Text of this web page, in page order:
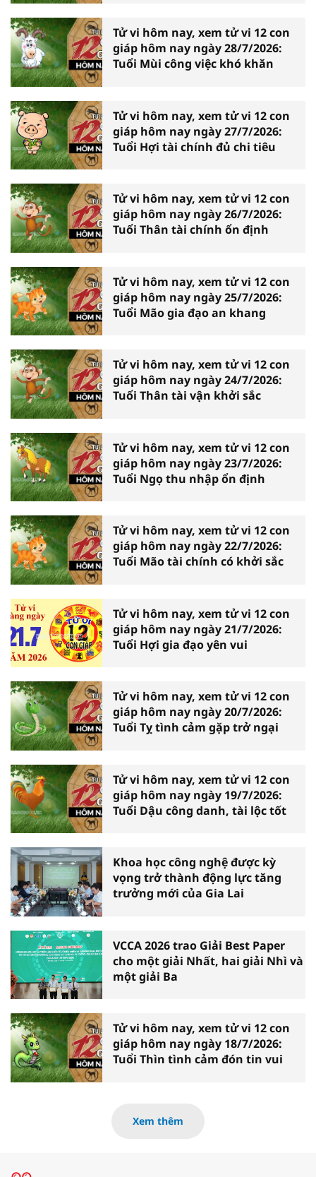
Tử vi hôm nay, xem tử vi 12 con
giáp hôm nay ngày 28/7/2026:
Tuổi Mùi công việc khó khăn
Tử vi hôm nay, xem tử vi 12 con
giáp hôm nay ngày 27/7/2026:
Tuổi Hợi tài chính đủ chi tiêu
Tử vi hôm nay, xem tử vi 12 con
giáp hôm nay ngày 26/7/2026:
Tuổi Thân tài chính ổn định
Tử vi hôm nay, xem tử vi 12 con
giáp hôm nay ngày 25/7/2026:
Tuổi Mão gia đạo an khang
Tử vi hôm nay, xem tử vi 12 con
giáp hôm nay ngày 24/7/2026:
Tuổi Thân tài vận khởi sắc
Tử vi hôm nay, xem tử vi 12 con
giáp hôm nay ngày 23/7/2026:
Tuổi Ngọ thu nhập ổn định
Tử vi hôm nay, xem tử vi 12 con
giáp hôm nay ngày 22/7/2026:
Tuổi Mão tài chính có khởi sắc
Tử vi hôm nay, xem tử vi 12 con
giáp hôm nay ngày 21/7/2026:
Tuổi Hợi gia đạo yên vui
Tử vi hôm nay, xem tử vi 12 con
giáp hôm nay ngày 20/7/2026:
Tuổi Tỵ tình cảm gặp trở ngại
Tử vi hôm nay, xem tử vi 12 con
giáp hôm nay ngày 19/7/2026:
Tuổi Dậu công danh, tài lộc tốt
Khoa học công nghệ được kỳ
vọng trở thành động lực tăng
trưởng mới của Gia Lai
VCCA 2026 trao Giải Best Paper
cho một giải Nhất, hai giải Nhì và
một giải Ba
Tử vi hôm nay, xem tử vi 12 con
giáp hôm nay ngày 18/7/2026:
Tuổi Thìn tình cảm đón tin vui
Xem thêm